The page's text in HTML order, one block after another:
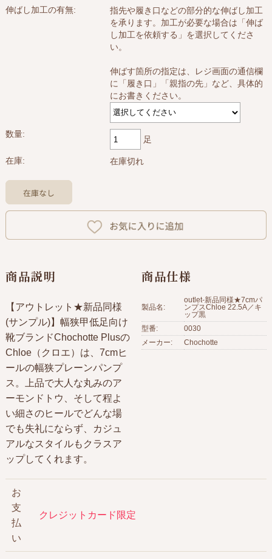
伸ばし加工の有無:
指先や履き口などの部分的な伸ばし加工
を承ります。加工が必要な場合は「伸ば
し加工を依頼する」を選択してくださ
い。
伸ばす箇所の指定は、レジ画面の通信欄
に「履き口」「親指の先」など、具体的
にお書きください。
数量:
足
在庫: 在庫切れ
商品説明
【アウトレット★新品同様
(サンプル)】幅狭甲低足向け
靴ブランドChochotte Plusの
Chloe（クロエ）は、7cmヒ
ールの幅狭プレーンパンプ
ス。上品で大人な丸みのア
ーモンドトウ、そして程よ
い細さのヒールでどんな場
でも失礼にならず、カジュ
アルなスタイルもクラスア
ップしてくれます。
商品仕様
製品名:
outlet-新品同様★7cmパ
ンプスChloe 22.5A／キ
ップ黒
型番:
0030
メーカー:
Chochotte
お
支
払
い
クレジットカード限定